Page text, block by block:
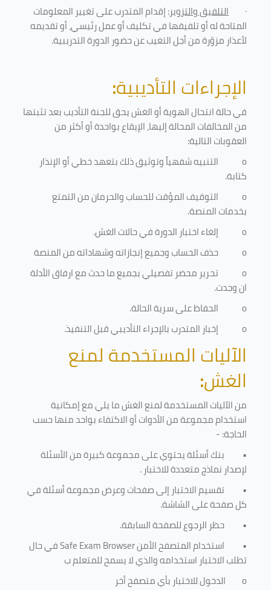
· التلفيق والتزوير: إقدام المتدرب على تغيير المعلومات
المتاحة له أو تلفيقها في تكليف أو عمل رئيسي، أو تقديمه
لأعذار مزوّرة من أجل التغيب عن حضور الدورة التدريبية.
الإجراءات التأديبية:
في حالة انتحال الهوية أو الغش يحق للجنة التأديب بعد تثبتها
من المخالفات المحالة إليها، الإيقاع بواحدة أو أكثر من
العقوبات التالية:
o
التنبيه شفهياً وتوثيق ذلك بتعهد خطي أو الإنذار
كتابة.
o
التوقيف المؤقت للحساب والحرمان من التمتع
بخدمات المنصة.
o
إلغاء اختبار الدورة في حالات الغش.
o
حذف الحساب وجميع إنجازاته وشهاداته من المنصة
o
تحرير محضر تفصيلي بجميع ما حدث مع ارفاق الأدلة
ان وجدت.
o
الحفاظ على سرية الحالة.
o
إخبار المتدرب بالإجراء التأديبي قبل التنفيذ.
الآليات المستخدمة لمنع
الغش:
من الآليات المستخدمة لمنع الغش ما يلي مع إمكانية
استخدام مجموعة من الأدوات أو الاكتفاء بواحد منها حسب
الحاجة: -
• بنك أسئلة يحتوي على مجموعة كبيرة من الأسئلة
لإصدار نماذج متعددة للاختبار.
• تقسيم الاختبار إلى صفحات وعرض مجموعة أسئلة في
كل صفحة على الشاشة.
• حظر الرجوع للصفحة السابقة.
• استخدام المتصفح الأمنSafe Exam Browserفي حال
تطلب الاختبار استخدامه والذي لا يسمح للمتعلم ب
o
الدخول للاختبار بأي متصفح أخر